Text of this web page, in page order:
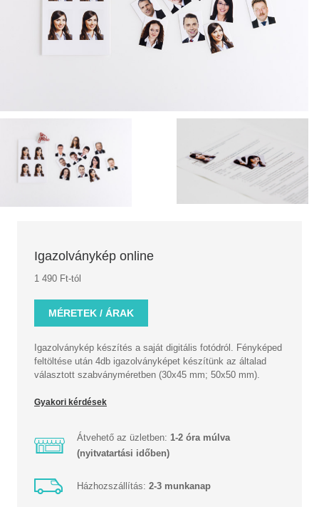
Igazolványkép online
1 490 Ft-tól
MÉRETEK / ÁRAK
Igazolványkép készítés a saját digitális fotódról. Fényképed
feltöltése után 4db igazolványképet készítünk az általad
választott szabványméretben (30x45 mm; 50x50 mm).
Gyakori kérdések
Átvehető az üzletben: 1-2 óra múlva
(nyitvatartási időben)
Házhozszállítás: 2-3 munkanap